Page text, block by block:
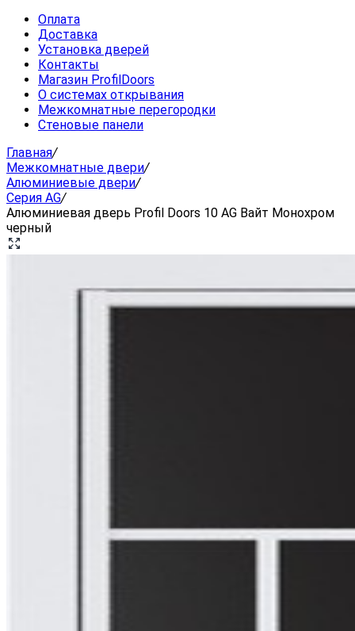
Оплата
Доставка
Установка дверей
Контакты
Магазин ProfilDoors
О системах открывания
Межкомнатные перегородки
Стеновые панели
Главная/
Межкомнатные двери/
Алюминиевые двери/
Серия AG/
Алюминиевая дверь Profil Doors 10 AG Вайт Монохром
черный